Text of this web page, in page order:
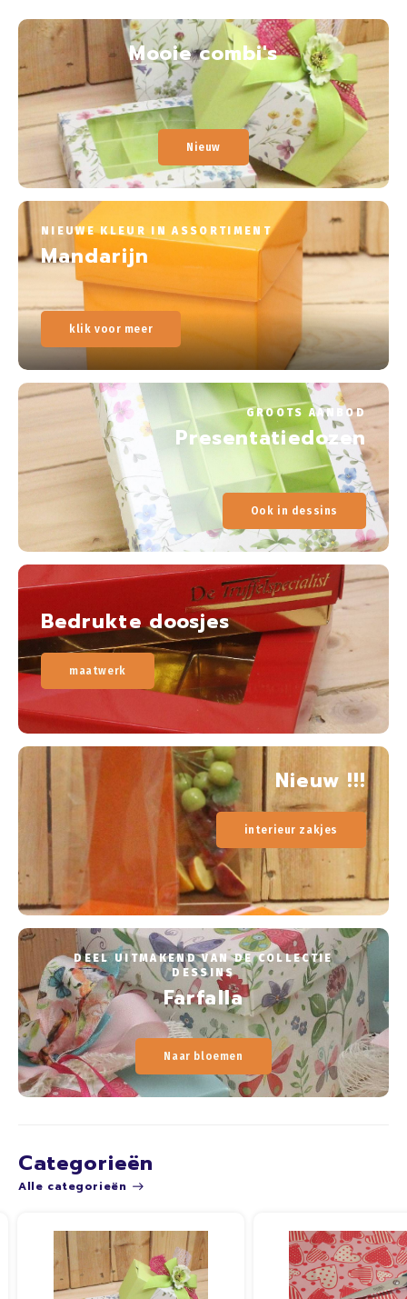
Mooie combi's
Nieuw
NIEUWE KLEUR IN ASSORTIMENT
Mandarijn
klik voor meer
GROOTS AANBOD
Presentatiedozen
Ook in dessins
Bedrukte doosjes
maatwerk
Nieuw !!!
interieur zakjes
DEEL UITMAKEND VAN DE COLLECTIE
DESSINS
Farfalla
Naar bloemen
Categorieën
Alle categorieën